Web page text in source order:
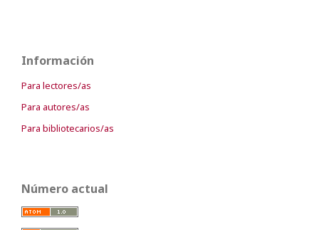
Información
Para lectores/as
Para autores/as
Para bibliotecarios/as
Número actual